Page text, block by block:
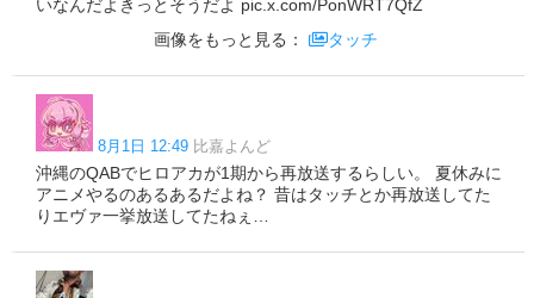
いなんだよきっとそうだよ pic.x.com/PonWRT7QfZ
画像をもっと見る：
タッチ
8月1日 12:49 比嘉よんど
沖縄のQABでヒロアカが1期から再放送するらしい。 夏休みに
アニメやるのあるあるだよね？ 昔はタッチとか再放送してた
りエヴァ一挙放送してたねぇ…